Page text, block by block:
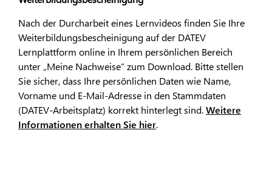
Nach der Durcharbeit eines Lernvideos finden Sie Ihre
Weiterbildungsbescheinigung auf der DATEV
Lernplattform online in Ihrem persönlichen Bereich
unter „Meine Nachweise“ zum Download. Bitte stellen
Sie sicher, dass Ihre persönlichen Daten wie Name,
Vorname und E-Mail-Adresse in den Stammdaten
(DATEV-Arbeitsplatz) korrekt hinterlegt sind.Weitere
Informationen erhalten Sie hier.